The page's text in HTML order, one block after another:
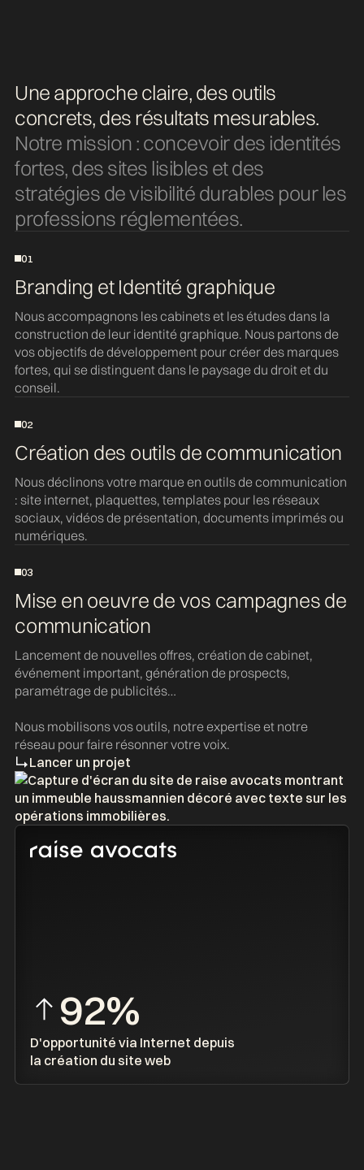
Une approche claire, des outils
concrets, des résultats mesurables.
Notre mission : concevoir des identités
fortes, des sites lisibles et des
stratégies de visibilité durables pour les
professions réglementées.
92%
D'opportunité via Internet depuis
la création du site web
01
Branding et Identité graphique
Nous accompagnons les cabinets et les études dans la
construction de leur identité graphique. Nous partons de
vos objectifs de développement pour créer des marques
fortes, qui se distinguent dans le paysage du droit et du
conseil.
02
Création des outils de communication
Nous déclinons votre marque en outils de communication
: site internet, plaquettes, templates pour les réseaux
sociaux, vidéos de présentation, documents imprimés ou
numériques.
03
Mise en oeuvre de vos campagnes de
communication
Lancement de nouvelles offres, création de cabinet,
événement important, génération de prospects,
paramétrage de publicités…
Nous mobilisons vos outils, notre expertise et notre
réseau pour faire résonner votre voix.
Lancer un projet